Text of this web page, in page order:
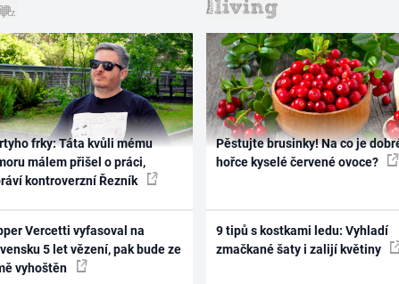
frky: Táta kvůli mému
málem přišel o práci,
kontroverzní Řezník
Vercetti vyfasoval na
5 let vězení, pak bude ze
vyhoštěn
Pěstujte brusinky! Na co je
hořce kyselé červené ovoce?
9 tipů s kostkami ledu: Vyhladí
zmačkané šaty i zalijí květiny